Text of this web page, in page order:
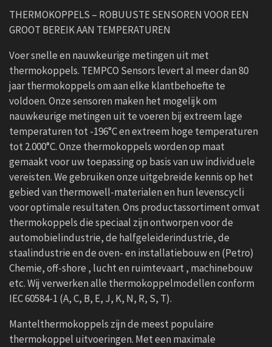
THERMOKOPPELS – ROBUUSTE SENSOREN VOOR EEN
GROOT BEREIK AAN TEMPERATUREN
Voer snelle en nauwkeurige metingen uit met
thermokoppels. TEMPCO Sensors levert al meer dan 80
jaar thermokoppels om aan elke klantbehoefte te
voldoen. Onze sensoren maken het mogelijk om
nauwkeurige metingen uit te voeren bij extreem lage
temperaturen tot -196°C en extreem hoge temperaturen
tot 2.000°C. Onze thermokoppels worden op maat
gemaakt voor uw toepassing op basis van uw individuele
vereisten. We gebruiken onze uitgebreide kennis op het
gebied van thermowell-materialen en hun levenscycli
voor optimale resultaten. Ons productassortiment omvat
thermokoppels die speciaal zijn ontworpen voor de
automobielindustrie, de halfgeleiderindustrie, de
staalindustrie en de oven- en installatiebouw en (Petro)
Chemie, off-shore , lucht en ruimtevaart , machinebouw
etc. Wij verwerken alle thermokoppelmodellen conform
IEC 60584-1 (A, C, B, E, J, K, N, R, S, T).
Mantelthermokoppels zijn de meest populaire
thermokoppel uitvoeringen. Met een maximale